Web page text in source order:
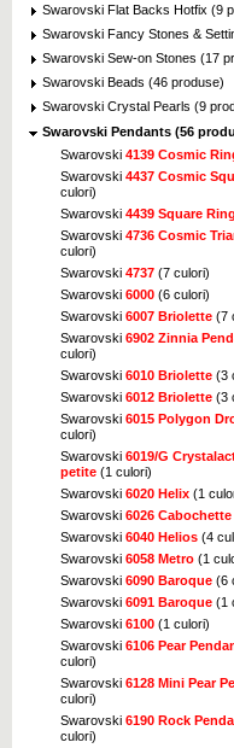
Swarovski Flat Backs Hotfix (9
Swarovski Fancy Stones &
Swarovski Sew-on Stones (17
Swarovski Beads (46 produse)
Swarovski Crystal Pearls (9
Swarovski Pendants (56
Swarovski 4139 Cosmic
Swarovski 4437 Cosmic
culori)
Swarovski 4439 Square Ring
Swarovski 4736 Cosmic
culori)
Swarovski 4737 (7 culori)
Swarovski 6000 (6 culori)
Swarovski 6007 Briolette (7
Swarovski 6902 Zinnia
culori)
Swarovski 6010 Briolette (3
Swarovski 6012 Briolette (3
Swarovski 6015 Polygon
culori)
Swarovski 6019/G
petite (1 culori)
Swarovski 6020 Helix (1
Swarovski 6026 Cabochette
Swarovski 6040 Helios (4
Swarovski 6058 Metro (1
Swarovski 6090 Baroque (6
Swarovski 6091 Baroque (1
Swarovski 6100 (1 culori)
Swarovski 6106 Pear
culori)
Swarovski 6128 Mini Pear
culori)
Swarovski 6190 Rock
culori)